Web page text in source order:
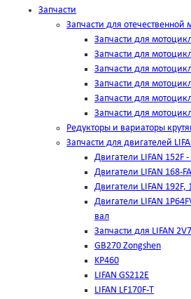
Запчасти
Запчасти для отечественной
Запчасти для
Запчасти для
Запчасти для
Запчасти для
Запчасти для
Запчасти для
Редукторы и вариаторы
Запчасти для двигателей
Двигатели LIFAN 152F
Двигатели LIFAN 168-
Двигатели LIFAN
Двигатели LIFAN
вал
Запчасти для LIFAN
GB270 Zongshen
KP460
LIFAN GS212E
LIFAN LF170F-T